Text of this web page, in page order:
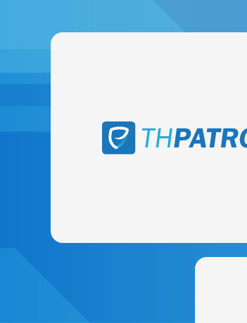
セキュリティ労働力管理シ
どこでも、どこでもセキュリティ運用を管
ト削減と説明責任の向上など